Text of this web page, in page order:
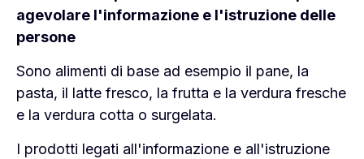
agevolare l'informazione e l'istruzione delle
persone
Sono alimenti di base ad esempio il pane, la
pasta, il latte fresco, la frutta e la verdura fresche
e la verdura cotta o surgelata.
I prodotti legati all'informazione e all'istruzione